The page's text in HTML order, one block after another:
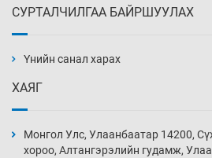
нэмэгджээ
Уржигдар 13 цаг 30
СУРТАЛЧИЛГАА БАЙРШУУЛАХ
Үнийн санал харах
ХАЯГ
Монгол Улс, Улаанбаатар 14200,
хороо, Алтангэрэлийн гудамж,